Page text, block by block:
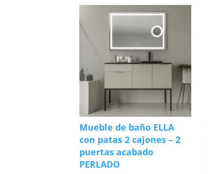
Mueble de baño ELLA
con patas 2 cajones – 2
puertas acabado
PERLADO